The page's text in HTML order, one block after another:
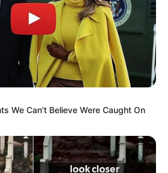
75 correntinha e na primeira
gancho ponto baixíssimo em
de volta da base do bojo
para fazer mais ou menos
ao seu corpo). Este será o
para a parte inferior /
superior;
atingiu a base do bojo com
você fará 3
você vai pular os próximos
We Can't Believe Were Caught On